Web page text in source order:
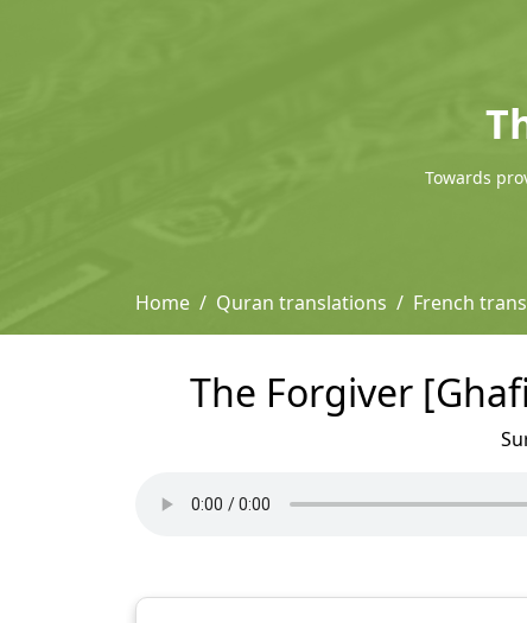
Towards
Home Quran translations French
The Forgiver